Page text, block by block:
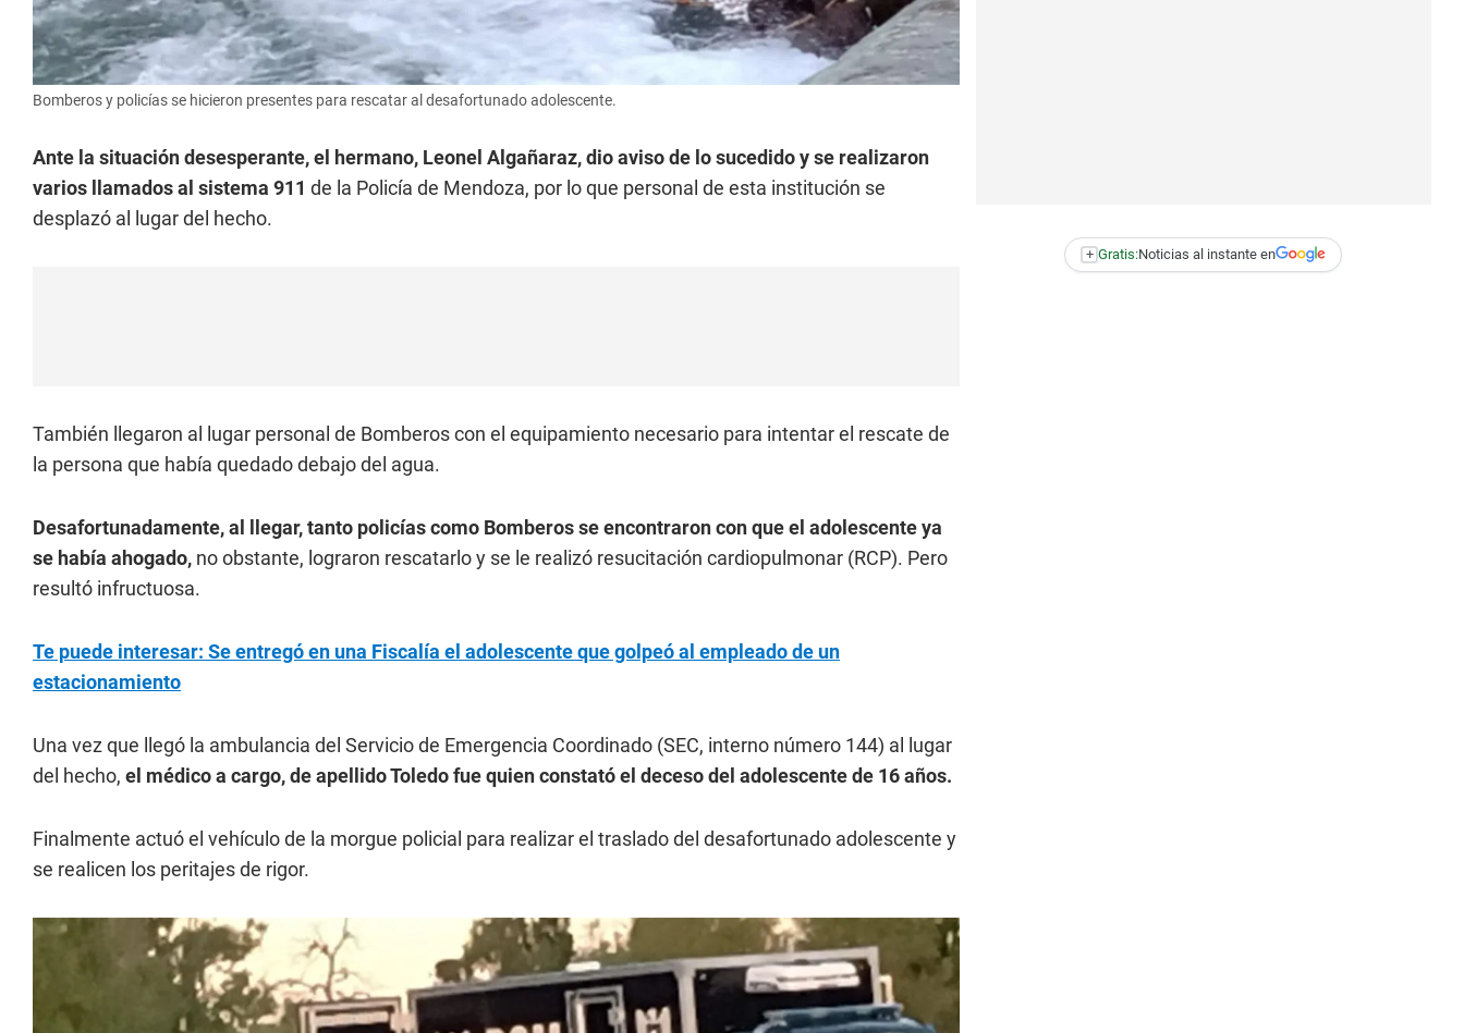
Bomberos y policías se hicieron presentes para rescatar al desafortunado adolescente.
Ante la situación desesperante, el hermano, Leonel Algañaraz, dio aviso de lo sucedido y se realizaron
varios llamados al sistema 911 de la Policía de Mendoza, por lo que personal de esta institución se
desplazó al lugar del hecho.
También llegaron al lugar personal de Bomberos con el equipamiento necesario para intentar el rescate de
la persona que había quedado debajo del agua.
Desafortunadamente, al llegar, tanto policías como Bomberos se encontraron con que el adolescente ya
se había ahogado, no obstante, lograron rescatarlo y se le realizó resucitación cardiopulmonar (RCP). Pero
resultó infructuosa.
Te puede interesar: Se entregó en una Fiscalía el adolescente que golpeó al empleado de un
estacionamiento
Una vez que llegó la ambulancia del Servicio de Emergencia Coordinado (SEC, interno número 144) al lugar
del hecho, el médico a cargo, de apellido Toledo fue quien constató el deceso del adolescente de 16 años.
Finalmente actuó el vehículo de la morgue policial para realizar el traslado del desafortunado adolescente y
se realicen los peritajes de rigor.
+ Gratis:Noticias al instante en